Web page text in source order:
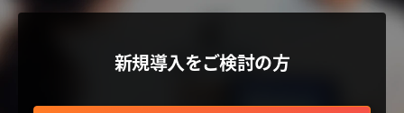
新規導入をご検討の方